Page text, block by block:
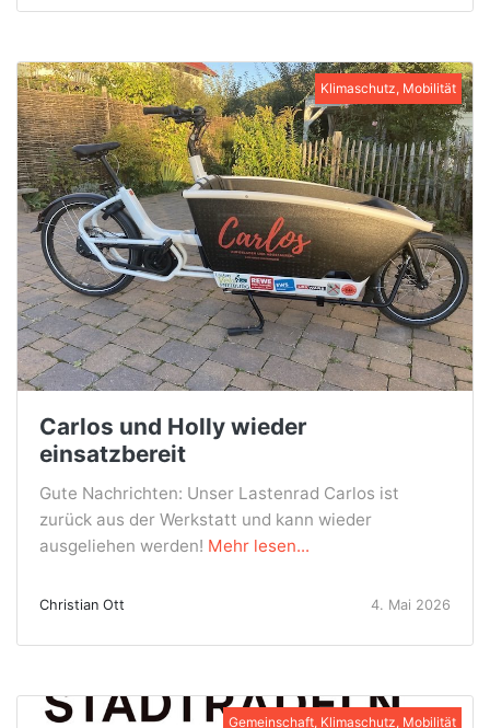
Klimaschutz, Mobilität
Carlos und Holly wieder
einsatzbereit
Gute Nachrichten: Unser Lastenrad Carlos ist
zurück aus der Werkstatt und kann wieder
ausgeliehen werden! Mehr lesen...
Christian Ott 4. Mai 2026
Gemeinschaft, Klimaschutz, Mobilität